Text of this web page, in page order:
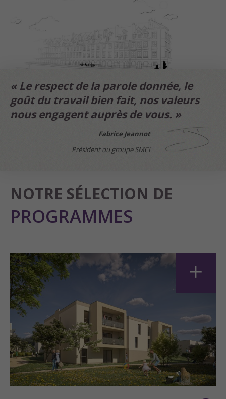
« Le respect de la parole donnée, le
goût du travail bien fait, nos valeurs
nous engagent auprès de vous. »
Fabrice Jeannot
Président du groupe SMCI
NOTRE SÉLECTION DE
PROGRAMMES
+